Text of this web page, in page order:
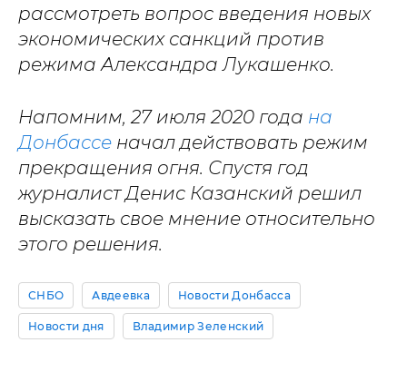
рассмотреть вопрос введения новых
экономических санкций против
режима Александра Лукашенко.
Напомним, 27 июля 2020 года на
Донбассе начал действовать режим
прекращения огня. Спустя год
журналист Денис Казанский решил
высказать свое мнение относительно
этого решения.
СНБО Авдеевка Новости Донбасса
Новости дня Владимир Зеленский